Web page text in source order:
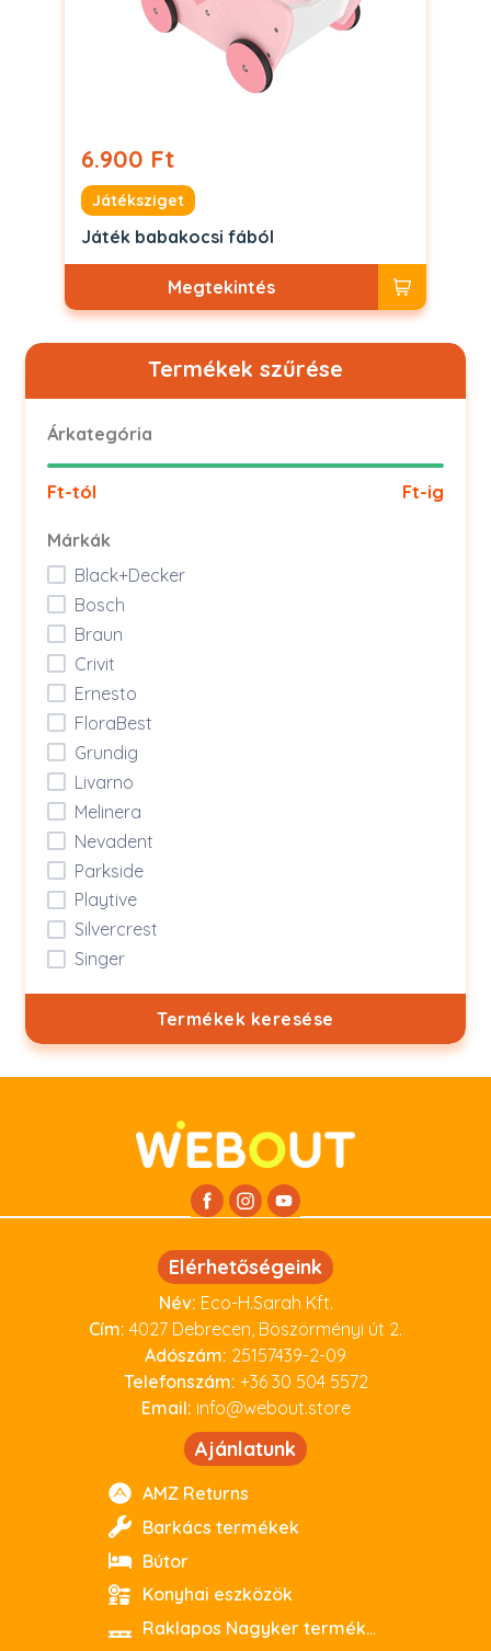
6.900 Ft
Játéksziget
Játék babakocsi fából
Megtekintés
Termékek szűrése
Árkategória
Ft-tól Ft-ig
Márkák
Black+Decker
Bosch
Braun
Crivit
Ernesto
FloraBest
Grundig
Livarno
Melinera
Nevadent
Parkside
Playtive
Silvercrest
Singer
Termékek keresése
Elérhetőségeink
Név: Eco-H.Sarah Kft.
Cím: 4027 Debrecen, Böszörményi út 2.
Adószám: 25157439-2-09
Telefonszám: +36 30 504 5572
Email: info@webout.store
Ajánlatunk
AMZ Returns
Barkács termékek
Bútor
Konyhai eszközök
Raklapos Nagyker termékeink